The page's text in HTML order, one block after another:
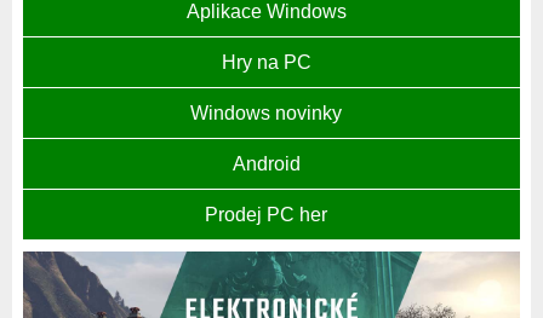
Aplikace Windows
Hry na PC
Windows novinky
Android
Prodej PC her